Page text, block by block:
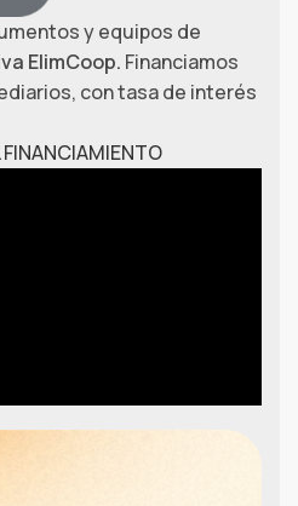
y equipos de
ElimCoop. Financiamos
con tasa de interés